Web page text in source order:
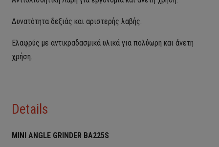
Δυνατότητα δεξιάς και αριστερής λαβής.
Ελαφρύς με αντικραδασμικά υλικά για πολύωρη και άνετη
χρήση.
Details
MINI ANGLE GRINDER BA225S